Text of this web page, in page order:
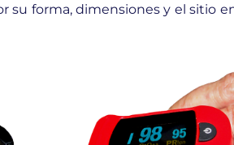
forma, dimensiones y el sitio